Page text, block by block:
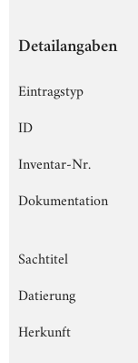
Detailangaben
Eintragstyp
ID
Inventar-Nr.
Dokumentation
Sachtitel
Datierung
Herkunft